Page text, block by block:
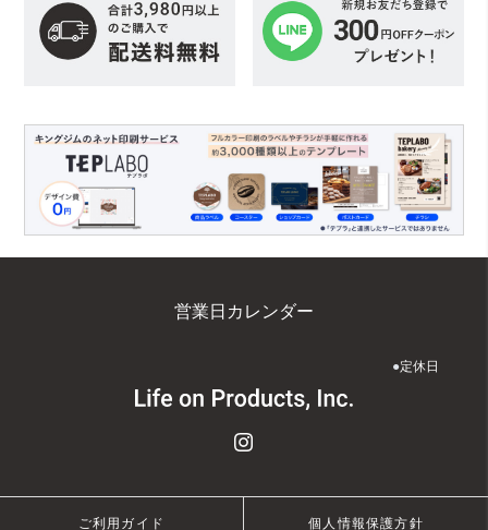
営業日カレンダー
●定休日
ご利用ガイド 個人情報保護方針